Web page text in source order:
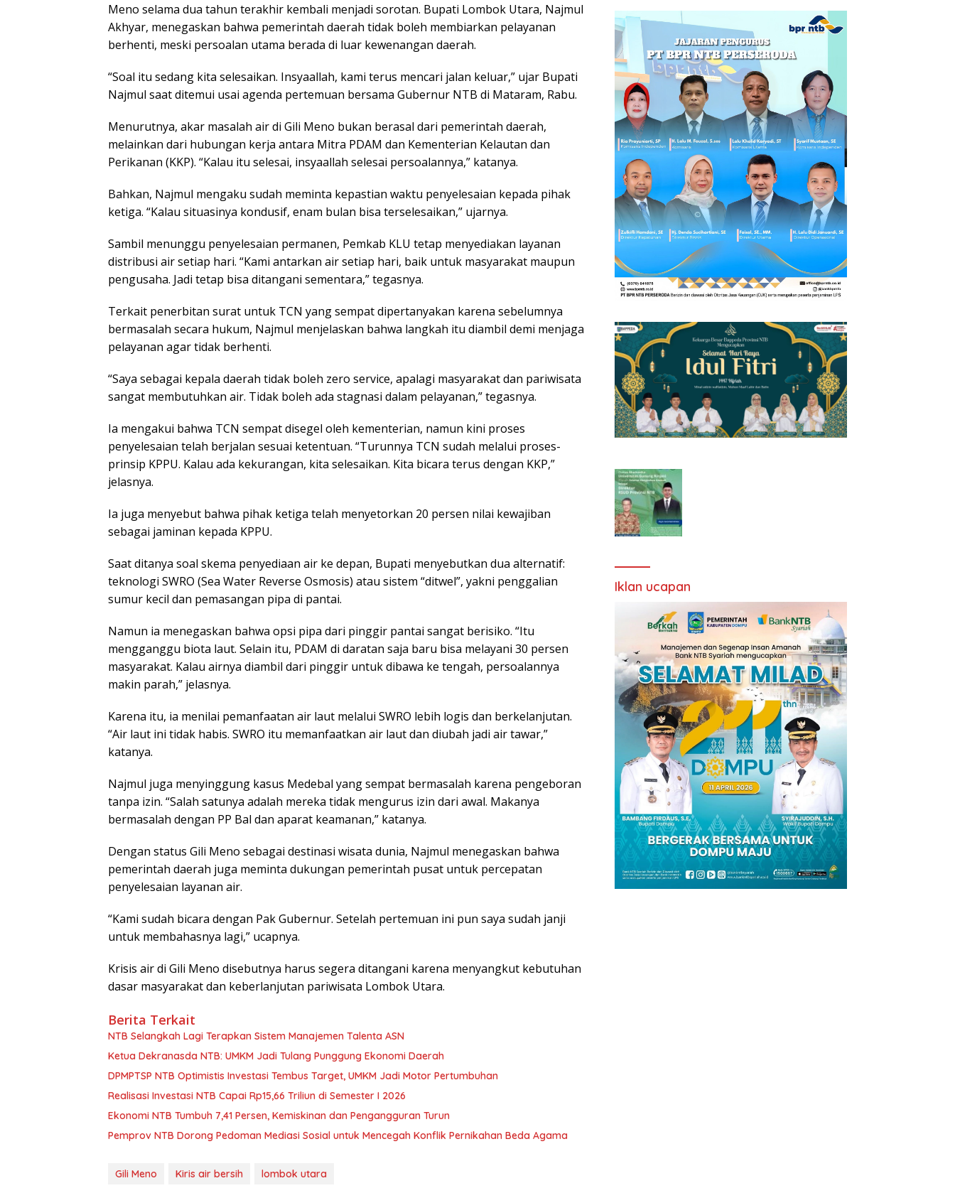
Meno selama dua tahun terakhir kembali menjadi sorotan. Bupati Lombok Utara, Najmul
Akhyar, menegaskan bahwa pemerintah daerah tidak boleh membiarkan pelayanan
berhenti, meski persoalan utama berada di luar kewenangan daerah.
“Soal itu sedang kita selesaikan. Insyaallah, kami terus mencari jalan keluar,” ujar Bupati
Najmul saat ditemui usai agenda pertemuan bersama Gubernur NTB di Mataram, Rabu.
Menurutnya, akar masalah air di Gili Meno bukan berasal dari pemerintah daerah,
melainkan dari hubungan kerja antara Mitra PDAM dan Kementerian Kelautan dan
Perikanan (KKP). “Kalau itu selesai, insyaallah selesai persoalannya,” katanya.
Bahkan, Najmul mengaku sudah meminta kepastian waktu penyelesaian kepada pihak
ketiga. “Kalau situasinya kondusif, enam bulan bisa terselesaikan,” ujarnya.
Sambil menunggu penyelesaian permanen, Pemkab KLU tetap menyediakan layanan
distribusi air setiap hari. “Kami antarkan air setiap hari, baik untuk masyarakat maupun
pengusaha. Jadi tetap bisa ditangani sementara,” tegasnya.
Terkait penerbitan surat untuk TCN yang sempat dipertanyakan karena sebelumnya
bermasalah secara hukum, Najmul menjelaskan bahwa langkah itu diambil demi menjaga
pelayanan agar tidak berhenti.
“Saya sebagai kepala daerah tidak boleh zero service, apalagi masyarakat dan pariwisata
sangat membutuhkan air. Tidak boleh ada stagnasi dalam pelayanan,” tegasnya.
Ia mengakui bahwa TCN sempat disegel oleh kementerian, namun kini proses
penyelesaian telah berjalan sesuai ketentuan. “Turunnya TCN sudah melalui proses-
prinsip KPPU. Kalau ada kekurangan, kita selesaikan. Kita bicara terus dengan KKP,”
jelasnya.
Ia juga menyebut bahwa pihak ketiga telah menyetorkan 20 persen nilai kewajiban
sebagai jaminan kepada KPPU.
Saat ditanya soal skema penyediaan air ke depan, Bupati menyebutkan dua alternatif:
teknologi SWRO (Sea Water Reverse Osmosis) atau sistem “ditwel”, yakni penggalian
sumur kecil dan pemasangan pipa di pantai.
Namun ia menegaskan bahwa opsi pipa dari pinggir pantai sangat berisiko. “Itu
mengganggu biota laut. Selain itu, PDAM di daratan saja baru bisa melayani 30 persen
masyarakat. Kalau airnya diambil dari pinggir untuk dibawa ke tengah, persoalannya
makin parah,” jelasnya.
Karena itu, ia menilai pemanfaatan air laut melalui SWRO lebih logis dan berkelanjutan.
“Air laut ini tidak habis. SWRO itu memanfaatkan air laut dan diubah jadi air tawar,”
katanya.
Najmul juga menyinggung kasus Medebal yang sempat bermasalah karena pengeboran
tanpa izin. “Salah satunya adalah mereka tidak mengurus izin dari awal. Makanya
bermasalah dengan PP Bal dan aparat keamanan,” katanya.
Dengan status Gili Meno sebagai destinasi wisata dunia, Najmul menegaskan bahwa
pemerintah daerah juga meminta dukungan pemerintah pusat untuk percepatan
penyelesaian layanan air.
“Kami sudah bicara dengan Pak Gubernur. Setelah pertemuan ini pun saya sudah janji
untuk membahasnya lagi,” ucapnya.
Krisis air di Gili Meno disebutnya harus segera ditangani karena menyangkut kebutuhan
dasar masyarakat dan keberlanjutan pariwisata Lombok Utara.
Berita Terkait
NTB Selangkah Lagi Terapkan Sistem Manajemen Talenta ASN
Ketua Dekranasda NTB: UMKM Jadi Tulang Punggung Ekonomi Daerah
DPMPTSP NTB Optimistis Investasi Tembus Target, UMKM Jadi Motor Pertumbuhan
Realisasi Investasi NTB Capai Rp15,66 Triliun di Semester I 2026
Ekonomi NTB Tumbuh 7,41 Persen, Kemiskinan dan Pengangguran Turun
Pemprov NTB Dorong Pedoman Mediasi Sosial untuk Mencegah Konflik Pernikahan Beda Agama
Gili Meno Kiris air bersih lombok utara
Iklan ucapan